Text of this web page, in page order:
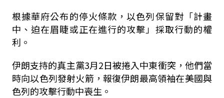
根據華府公布的停火條款，以色列保留對「計畫
中、迫在眉睫或正在進行的攻擊」採取行動的權
利。
伊朗支持的真主黨3月2日被捲入中東衝突，他們當
時向以色列發射火箭，報復伊朗最高領袖在美國與
色列的攻擊行動中喪生。